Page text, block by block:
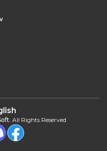
. All Rights Reserved